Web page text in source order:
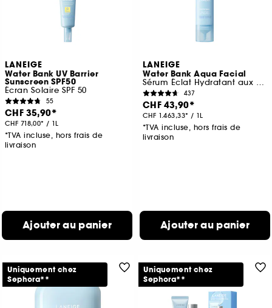
LANEIGE
Water Bank UV Barrier
Sunscreen SPF50
Écran Solaire SPF 50
55
CHF 35,90
CHF 718,00 / 1L
*TVA incluse, hors frais de
livraison
Ajouter au panier
LANEIGE
Water Bank Aqua Facial
Sérum Éclat Hydratant aux AHA/BHA
437
CHF 43,90
CHF 1.463,33 / 1L
*TVA incluse, hors frais de
livraison
Ajouter au panier
Uniquement chez
Sephora**
Uniquement chez
Sephora**